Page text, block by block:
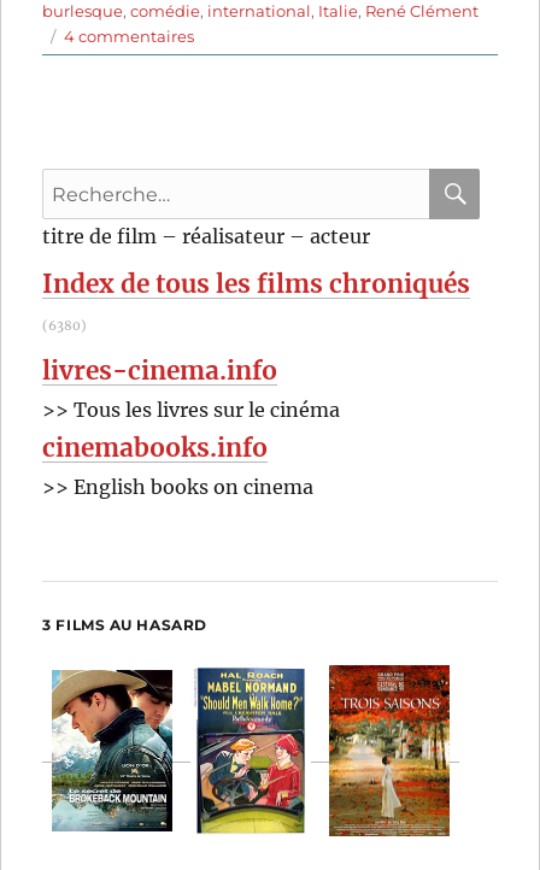
burlesque,comédie, international, Italie, René Clément
4 commentairessur
Quelle
Clément
Recherche
pour
titre de film – réalisateur – acteur
Index de tous les films chroniqués
(6380)
livres-cinema.info
>> Tous les livres sur le cinéma
cinemabooks.info
>> English books on cinema
3 FILMS AU HASARD